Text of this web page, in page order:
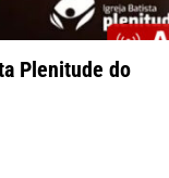
Plenitude do